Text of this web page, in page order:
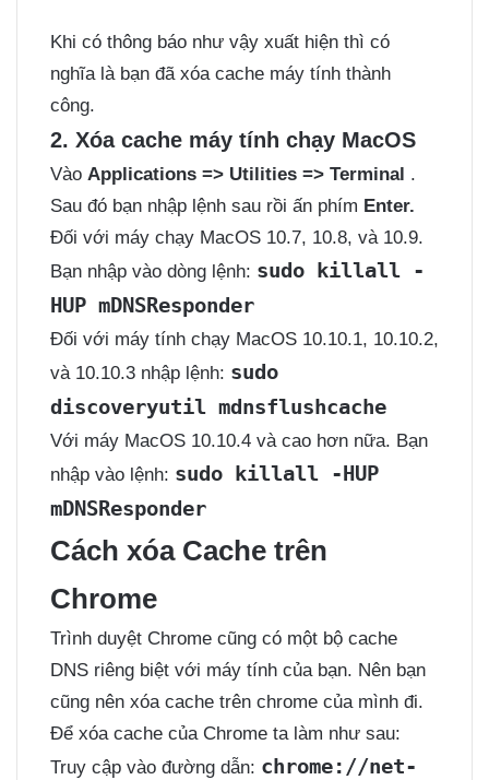
Khi có thông báo như vậy xuất hiện thì có
nghĩa là bạn đã xóa cache máy tính thành
công.
2. Xóa cache máy tính chạy MacOS
Vào Applications => Utilities => Terminal .
Sau đó bạn nhập lệnh sau rồi ấn phím Enter.
Đối với máy chạy MacOS 10.7, 10.8, và 10.9.
Bạn nhập vào dòng lệnh: sudo killall -
HUP mDNSResponder
Đối với máy tính chạy MacOS 10.10.1, 10.10.2,
và 10.10.3 nhập lệnh: sudo
discoveryutil mdnsflushcache
Với máy MacOS 10.10.4 và cao hơn nữa. Bạn
nhập vào lệnh: sudo killall -HUP
mDNSResponder
Cách xóa Cache trên
Chrome
Trình duyệt Chrome cũng có một bộ cache
DNS riêng biệt với máy tính của bạn. Nên bạn
cũng nên xóa cache trên chrome của mình đi.
Để xóa cache của Chrome ta làm như sau:
Truy cập vào đường dẫn: chrome://net-